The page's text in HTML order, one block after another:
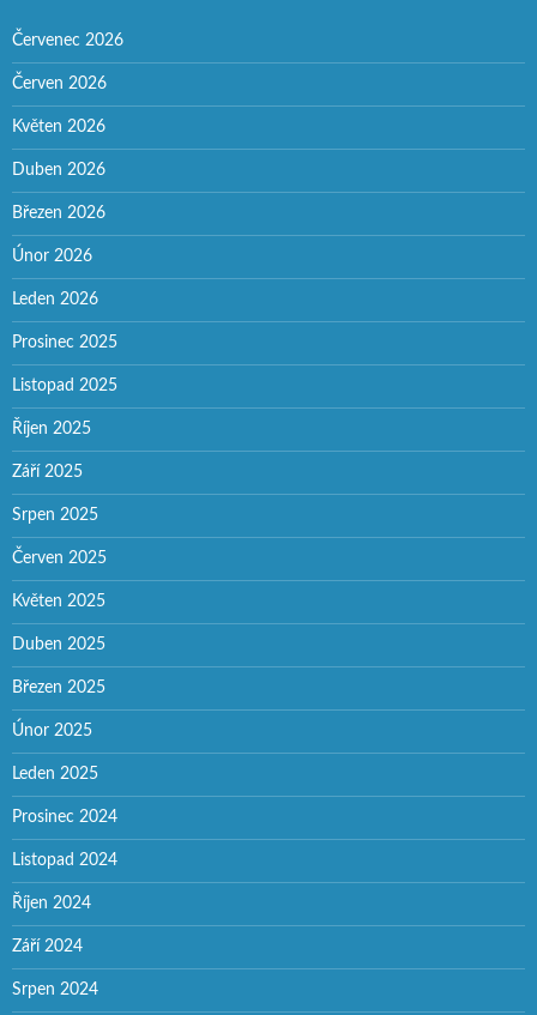
Červenec 2026
Červen 2026
Květen 2026
Duben 2026
Březen 2026
Únor 2026
Leden 2026
Prosinec 2025
Listopad 2025
Říjen 2025
Září 2025
Srpen 2025
Červen 2025
Květen 2025
Duben 2025
Březen 2025
Únor 2025
Leden 2025
Prosinec 2024
Listopad 2024
Říjen 2024
Září 2024
Srpen 2024